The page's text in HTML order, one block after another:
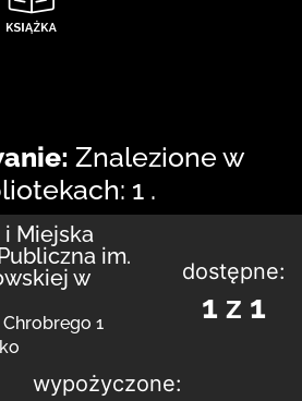
Znalezione w
1 .
Miejska
im.
w
1
dostępne:
1 z 1
wypożyczone: